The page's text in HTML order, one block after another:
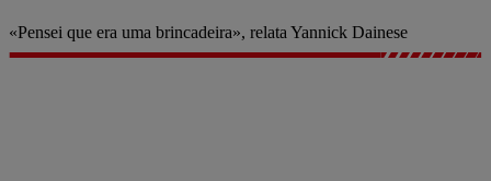
«Pensei que era uma brincadeira», relata Yannick Dainese